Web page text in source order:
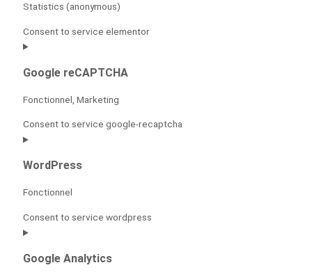
Statistics (anonymous)
Consent to service elementor
Google reCAPTCHA
Fonctionnel, Marketing
Consent to service google-recaptcha
WordPress
Fonctionnel
Consent to service wordpress
Google Analytics